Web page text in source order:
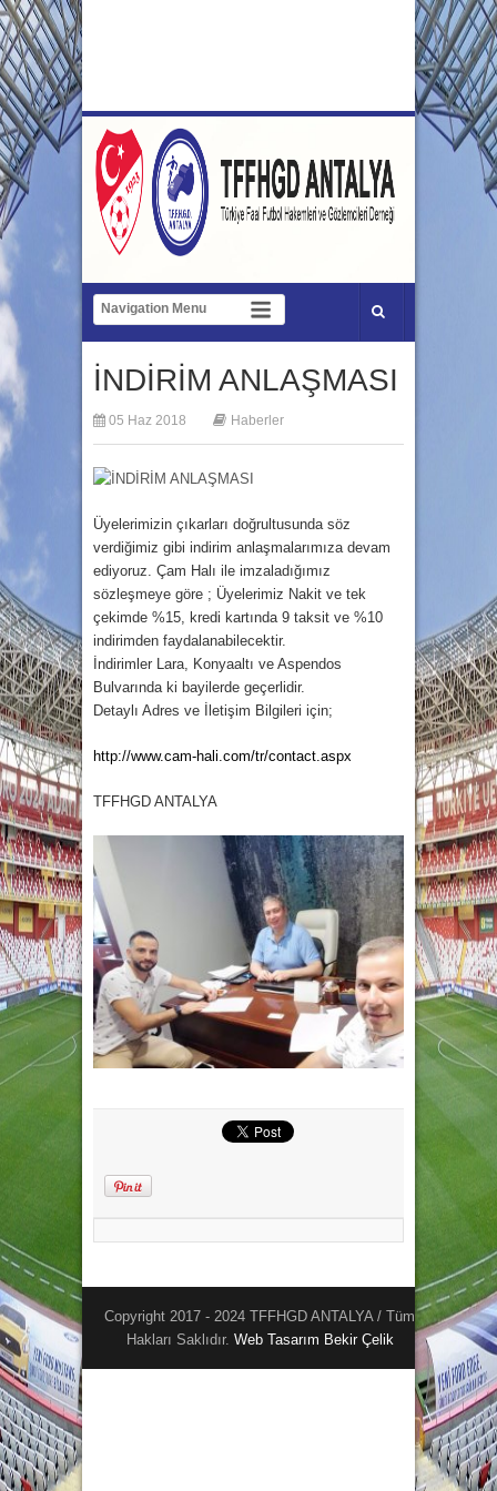
İNDİRİM ANLAŞMASI
05 Haz 2018 Haberler
Üyelerimizin çıkarları doğrultusunda söz
verdiğimiz gibi indirim anlaşmalarımıza devam
ediyoruz. Çam Halı ile imzaladığımız
sözleşmeye göre ; Üyelerimiz Nakit ve tek
çekimde %15, kredi kartında 9 taksit ve %10
indirimden faydalanabilecektir.
İndirimler Lara, Konyaaltı ve Aspendos
Bulvarında ki bayilerde geçerlidir.
Detaylı Adres ve İletişim Bilgileri için;
http://www.cam-hali.com/tr/contact.aspx
TFFHGD ANTALYA
Copyright 2017 - 2024 TFFHGD ANTALYA / Tüm
Hakları Saklıdır. Web Tasarım Bekir Çelik